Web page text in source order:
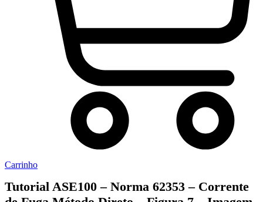
Carrinho
Tutorial ASE100 – Norma 62353 – Corrente